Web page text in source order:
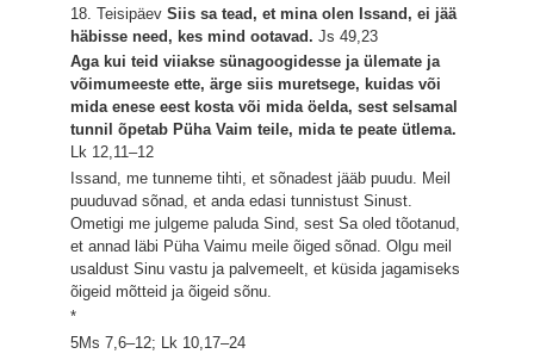
18. TeisipäevSiis sa tead, et mina olen Issand, ei jää
häbisse need, kes mind ootavad.Js 49,23
Aga kui teid viiakse sünagoogidesse ja ülemate ja
võimumeeste ette, ärge siis muretsege, kuidas või
mida enese eest kosta või mida öelda, sest selsamal
tunnil õpetab Püha Vaim teile, mida te peate ütlema.
Lk 12,11–12
Issand, me tunneme tihti, et sõnadest jääb puudu. Meil
puuduvad sõnad, et anda edasi tunnistust Sinust.
Ometigi me julgeme paluda Sind, sest Sa oled tõotanud,
et annad läbi Püha Vaimu meile õiged sõnad. Olgu meil
usaldust Sinu vastu ja palvemeelt, et küsida jagamiseks
õigeid mõtteid ja õigeid sõnu.
*
5Ms 7,6–12; Lk 10,17–24